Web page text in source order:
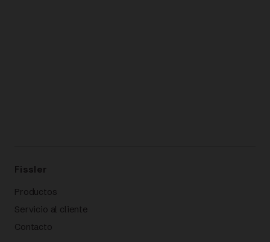
Fissler
Productos
Servicio al cliente
Contacto